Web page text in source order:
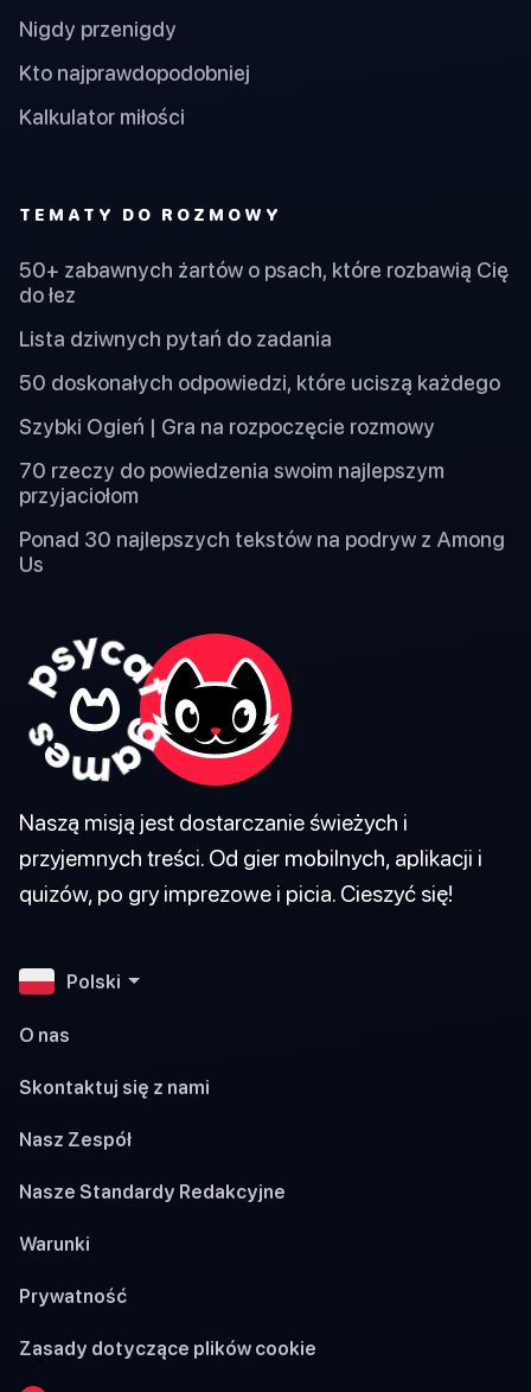
Nigdy przenigdy
Kto najprawdopodobniej
Kalkulator miłości
TEMATY DO ROZMOWY
50+ zabawnych żartów o psach, które rozbawią Cię
do łez
Lista dziwnych pytań do zadania
50 doskonałych odpowiedzi, które uciszą każdego
Szybki Ogień | Gra na rozpoczęcie rozmowy
70 rzeczy do powiedzenia swoim najlepszym
przyjaciołom
Ponad 30 najlepszych tekstów na podryw z Among
Us
Naszą misją jest dostarczanie świeżych i
przyjemnych treści. Od gier mobilnych, aplikacji i
quizów, po gry imprezowe i picia. Cieszyć się!
Polski
O nas
Skontaktuj się z nami
Nasz Zespół
Nasze Standardy Redakcyjne
Warunki
Prywatność
Zasady dotyczące plików cookie